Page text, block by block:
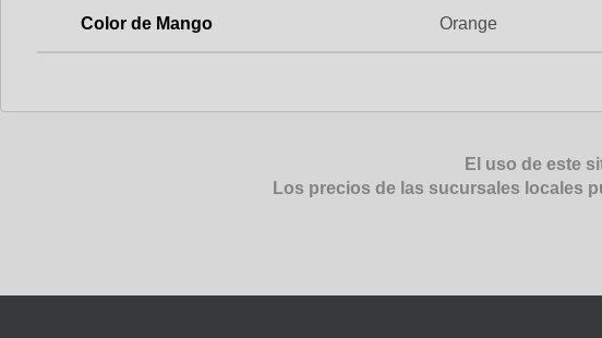
Color de Mango Orange
El uso de este
Los precios de las sucursales locales